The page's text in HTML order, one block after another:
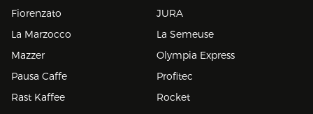
Fiorenzato
JURA
La Marzocco
La Semeuse
Mazzer
Olympia Express
Pausa Caffe
Profitec
Rast Kaffee
Rocket